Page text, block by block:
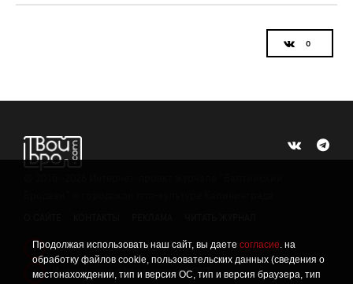
Продолжая использовать наш сайт, вы даете согласие. на
обработку файлов cookie, пользовательских данных (сведения о
местонахождении, тип и версия ОС, тип и версия браузера, тип
! Политика конфиденциальности
! Информация о проведении СОУТ